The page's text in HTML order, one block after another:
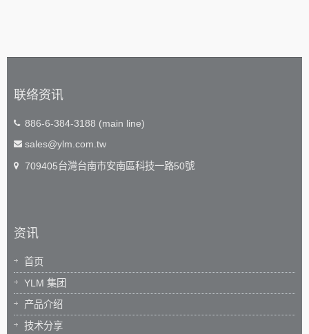
联络资讯
886-6-384-3188 (main line)
sales@ylm.com.tw
709405台灣台南市安南區科技一路50號
资讯
首页
YLM 集团
产品介绍
技术分享